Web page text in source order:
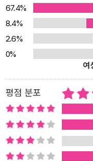
67.4%
8.4%
2.6%
0%
여
평점 분포